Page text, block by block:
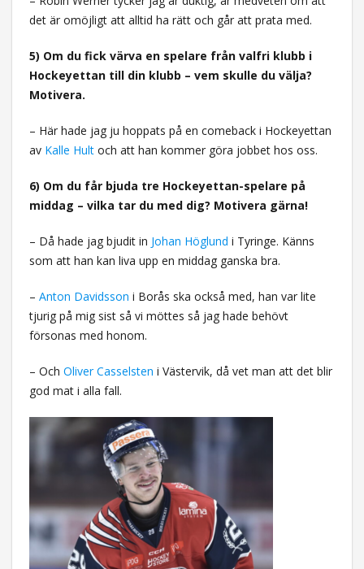
det är omöjligt att alltid ha rätt och går att prata med.
5) Om du fick värva en spelare från valfri klubb i
Hockeyettan till din klubb – vem skulle du välja?
Motivera.
– Här hade jag ju hoppats på en comeback i Hockeyettan
av Kalle Hultoch att han kommer göra jobbet hos oss.
6) Om du får bjuda tre Hockeyettan-spelare på
middag – vilka tar du med dig? Motivera gärna!
– Då hade jag bjudit in Johan Höglund i Tyringe. Känns
som att han kan liva upp en middag ganska bra.
– Anton Davidsson i Borås ska också med, han var lite
tjurig på mig sist så vi möttes så jag hade behövt
försonas med honom.
– Och Oliver Casselsten i Västervik, då vet man att det blir
god mat i alla fall.